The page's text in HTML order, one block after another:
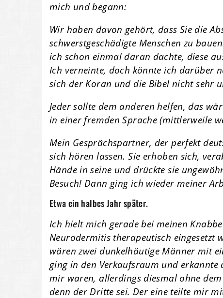
mich und begann:
Wir haben davon gehört, dass Sie die
schwerstgeschädigte Menschen zu
ich schon einmal daran dachte, diese
Ich verneinte, doch könnte ich darüber
sich der Koran und die Bibel nicht sehr
Jeder sollte dem anderen helfen, das
in einer fremden Sprache (mittlerweile
Mein Gesprächspartner, der perfekt
sich hören lassen. Sie erhoben sich,
Hände in seine und drückte sie
Besuch! Dann ging ich wieder meiner
Etwa ein halbes Jahr später.
Ich hielt mich gerade bei meinen
Neurodermitis therapeutisch eingesetzt
wären zwei dunkelhäutige Männer mit
ging in den Verkaufsraum und
mir waren, allerdings diesmal ohne
denn der Dritte sei. Der eine teilte mir